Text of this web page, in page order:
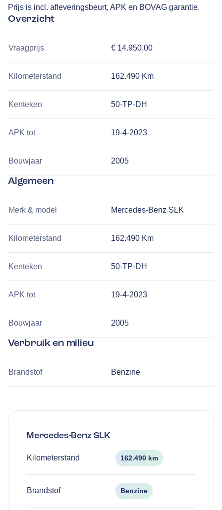
Prijs is incl. afleveringsbeurt, APK en BOVAG garantie.
Overzicht
Vraagprijs € 14.950,00
Kilometerstand 162.490 Km
Kenteken 50-TP-DH
APK tot 19-4-2023
Bouwjaar 2005
Algemeen
Merk & model Mercedes-Benz SLK
Kilometerstand 162.490 Km
Kenteken 50-TP-DH
APK tot 19-4-2023
Bouwjaar 2005
Verbruik en milieu
Brandstof Benzine
Mercedes-BenzSLK
Kilometerstand 162.490 km
Brandstof Benzine